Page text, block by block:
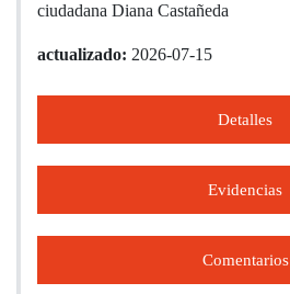
ciudadana Diana Castañeda
actualizado: 2026-07-15
Detalles
Evidencias
Comentarios